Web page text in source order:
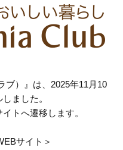
ブ）』は、2025年11月10
ました。
トへ遷移します。
サイト＞